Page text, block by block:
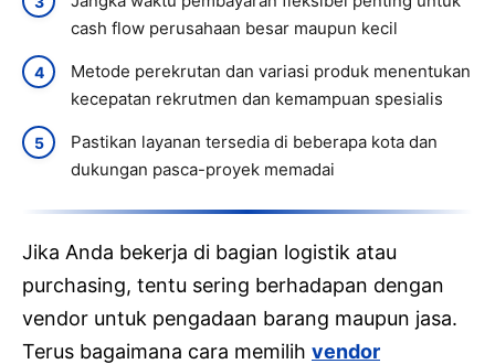
cash flow perusahaan besar maupun kecil
Metode perekrutan dan variasi produk menentukan
kecepatan rekrutmen dan kemampuan spesialis
Pastikan layanan tersedia di beberapa kota dan
dukungan pasca-proyek memadai
Jika Anda bekerja di bagian logistik atau
purchasing, tentu sering berhadapan dengan
vendor untuk pengadaan barang maupun jasa.
Terus bagaimana cara memilih vendor